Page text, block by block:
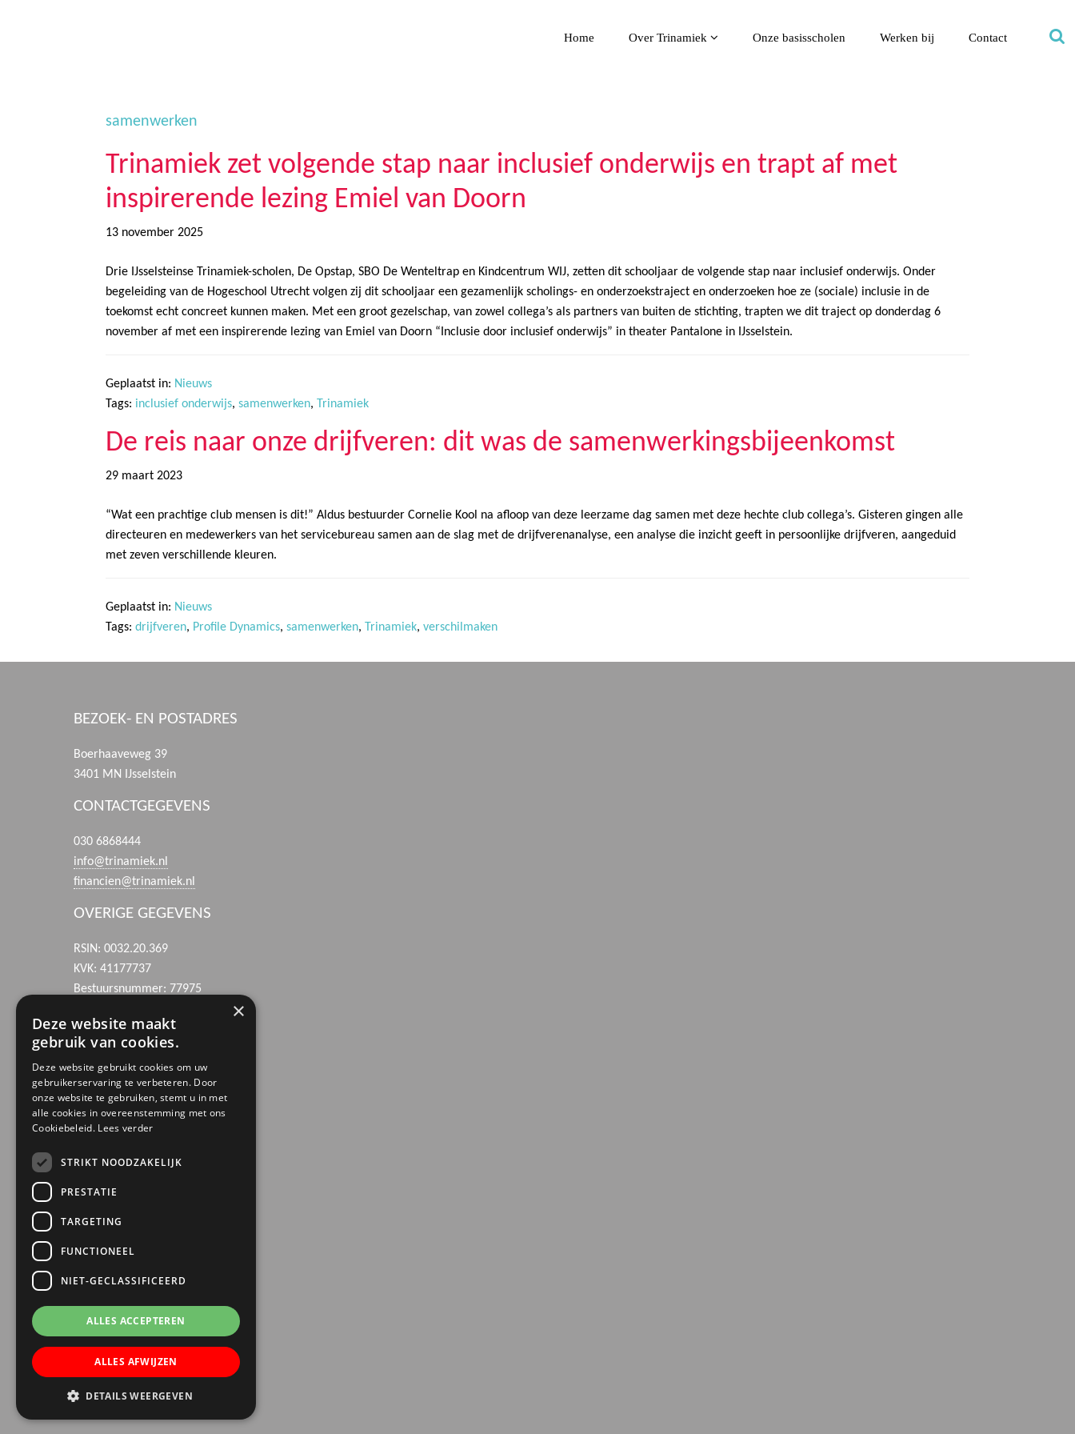
Home Over Trinamiek Onze basisscholen Werken bij Contact
samenwerken
Trinamiek zet volgende stap naar inclusief onderwijs en trapt af met
inspirerende lezing Emiel van Doorn
13 november 2025
Drie IJsselsteinse Trinamiek-scholen, De Opstap, SBO De Wenteltrap en Kindcentrum WIJ, zetten dit schooljaar de volgende stap naar inclusief onderwijs. Onder
begeleiding van de Hogeschool Utrecht volgen zij dit schooljaar een gezamenlijk scholings- en onderzoekstraject en onderzoeken hoe ze (sociale) inclusie in de
toekomst echt concreet kunnen maken. Met een groot gezelschap, van zowel collega’s als partners van buiten de stichting, trapten we dit traject op donderdag 6
november af met een inspirerende lezing van Emiel van Doorn “Inclusie door inclusief onderwijs” in theater Pantalone in IJsselstein.
Geplaatst in: Nieuws
Tags: inclusief onderwijs, samenwerken, Trinamiek
De reis naar onze drijfveren: dit was de samenwerkingsbijeenkomst
29 maart 2023
“Wat een prachtige club mensen is dit!” Aldus bestuurder Cornelie Kool na afloop van deze leerzame dag samen met deze hechte club collega’s. Gisteren gingen alle
directeuren en medewerkers van het servicebureau samen aan de slag met de drijfverenanalyse, een analyse die inzicht geeft in persoonlijke drijfveren, aangeduid
met zeven verschillende kleuren.
Geplaatst in: Nieuws
Tags: drijfveren, Profile Dynamics, samenwerken, Trinamiek, verschilmaken
BEZOEK- EN POSTADRES
Boerhaaveweg 39
3401 MN IJsselstein
CONTACTGEGEVENS
030 6868444
info@trinamiek.nl
financien@trinamiek.nl
OVERIGE GEGEVENS
RSIN: 0032.20.369
KVK: 41177737
Bestuursnummer: 77975
×
Deze website maakt
gebruik van cookies.
Deze website gebruikt cookies om uw
gebruikerservaring te verbeteren. Door
onze website te gebruiken, stemt u in met
alle cookies in overeenstemming met ons
Cookiebeleid. Lees verder
STRIKT NOODZAKELIJK
PRESTATIE
TARGETING
FUNCTIONEEL
NIET-GECLASSIFICEERD
ALLES ACCEPTEREN
ALLES AFWIJZEN
DETAILS WEERGEVEN